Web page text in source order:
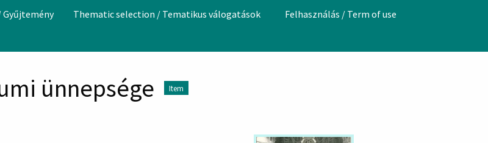
Thematic selection / Tematikus válogatások
Felhasználás / Term of use
ünnepsége Item